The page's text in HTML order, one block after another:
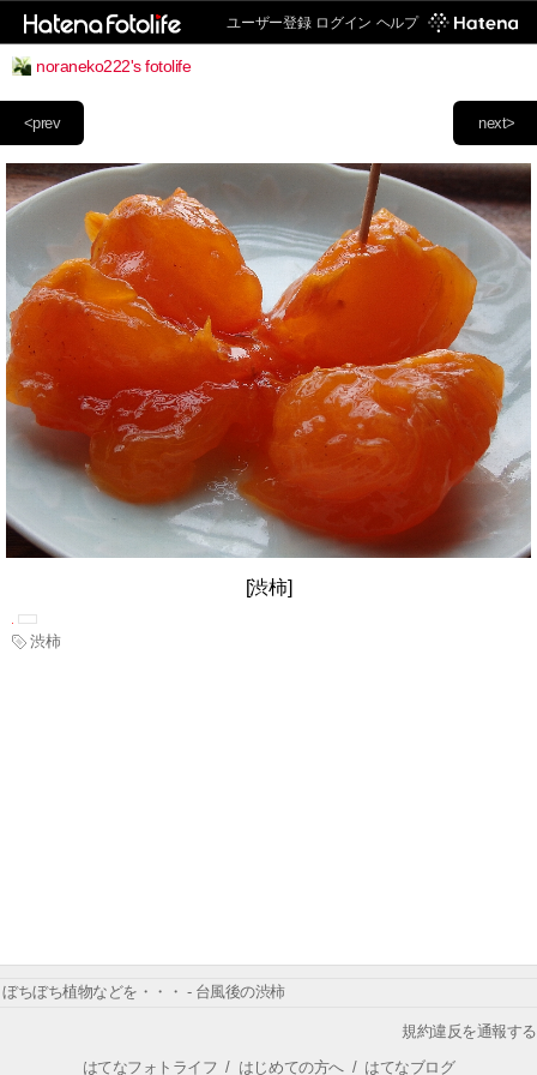
ユーザー登録 ログイン ヘルプ
noraneko222's fotolife
next>
<prev
[渋柿]
渋柿
ぼちぼち植物などを・・・ - 台風後の渋柿
規約違反を通報する
はてなフォトライフ / はじめての方へ/ はてなブログ